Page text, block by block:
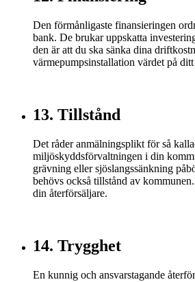
Den förmånligaste finansieringen
bank. De brukar uppskatta
den är att du ska sänka dina
värmepumpsinstallation värdet på ditt
13. Tillstånd
Det råder anmälningsplikt för så
miljöskyddsförvaltningen i din
grävning eller sjöslangssänkning
behövs också tillstånd av
din återförsäljare.
14. Trygghet
En kunnig och ansvarstagande